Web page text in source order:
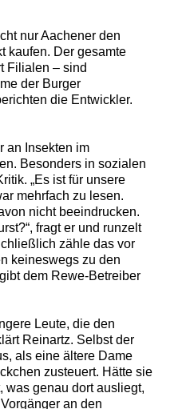
nur Aachener den
kaufen. Der gesamte
Filialen – sind
der Burger
die Entwickler.
an Insekten im
Besonders in sozialen
„Es ist für unsere
mehrfach zu lesen.
nicht beeindrucken.
fragt er und runzelt
zähle das vor
keineswegs zu den
dem Rewe-Betreiber
Leute, die den
Reinartz. Selbst der
als eine ältere Dame
zusteuert. Hätte sie
was genau dort ausliegt,
an den